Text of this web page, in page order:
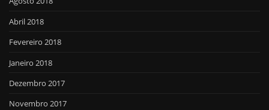
Abril 2018
Fevereiro 2018
Janeiro 2018
Dezembro 2017
Novembro 2017